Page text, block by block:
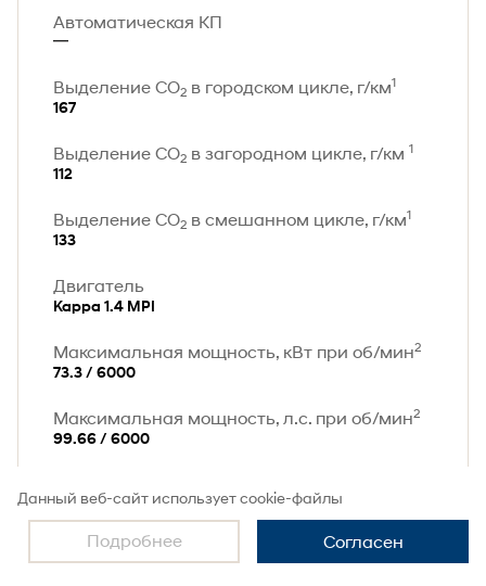
Автоматическая КП
Выделение CO2 в городском цикле, г/км1
167
Выделение CO2 в загородном цикле, г/км 1
112
Выделение CO2 в смешанном цикле, г/км1
133
Двигатель
Kappa 1.4 MPI
Максимальная мощность, кВт при об/мин2
73.3 / 6000
Максимальная мощность, л.с. при об/мин2
99.66 / 6000
132.4 / 4000
Мощность2
Данный веб-сайт использует cookie-файлы
Подробнее Согласен